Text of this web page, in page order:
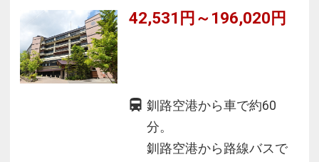
42,531円～196,020円
釧路空港から車で約60
分。
釧路空港から路線バスで